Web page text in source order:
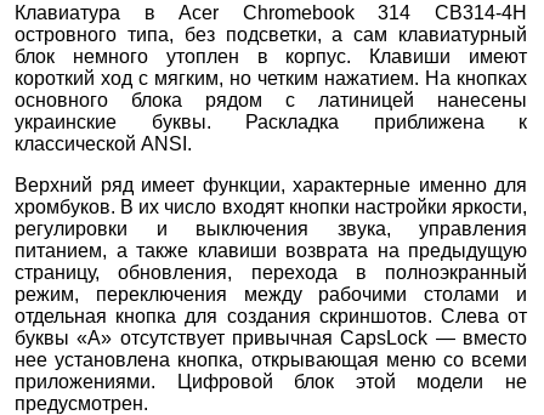
Клавиатура в Acer Chromebook 314 CB314-4H
островного типа, без подсветки, а сам клавиатурный
блок немного утоплен в корпус. Клавиши имеют
короткий ход с мягким, но четким нажатием. На кнопках
основного блока рядом с латиницей нанесены
украинские буквы. Раскладка приближена к
классической ANSI.
Верхний ряд имеет функции, характерные именно для
хромбуков. В их число входят кнопки настройки яркости,
регулировки и выключения звука, управления
питанием, а также клавиши возврата на предыдущую
страницу, обновления, перехода в полноэкранный
режим, переключения между рабочими столами и
отдельная кнопка для создания скриншотов. Слева от
буквы «А» отсутствует привычная CapsLock — вместо
нее установлена кнопка, открывающая меню со всеми
приложениями. Цифровой блок этой модели не
предусмотрен.